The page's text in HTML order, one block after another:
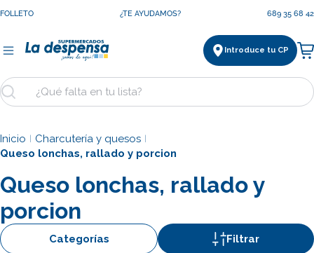
FOLLETO ¿TE AYUDAMOS? 689 35 68 42
Buscar
Introduce tu CP
Inicio Charcutería y quesos
Queso lonchas, rallado y porcion
Queso lonchas, rallado y
porcion
Categorías Filtrar